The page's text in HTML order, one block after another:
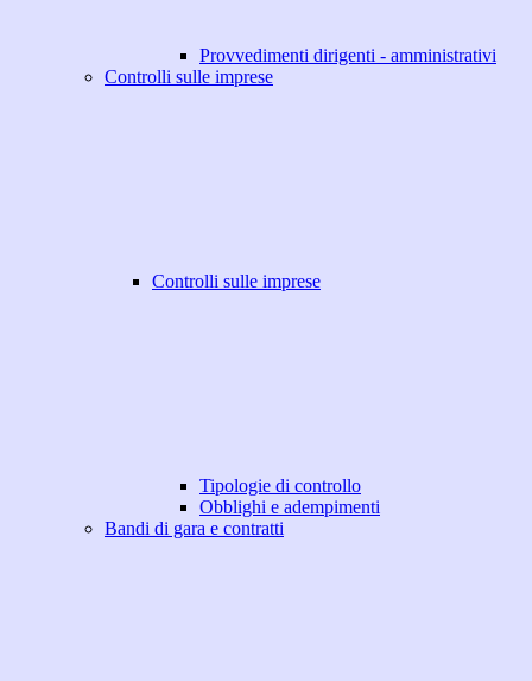
Provvedimenti dirigenti - amministrativi
Controlli sulle imprese
Controlli sulle imprese
Tipologie di controllo
Obblighi e adempimenti
Bandi di gara e contratti